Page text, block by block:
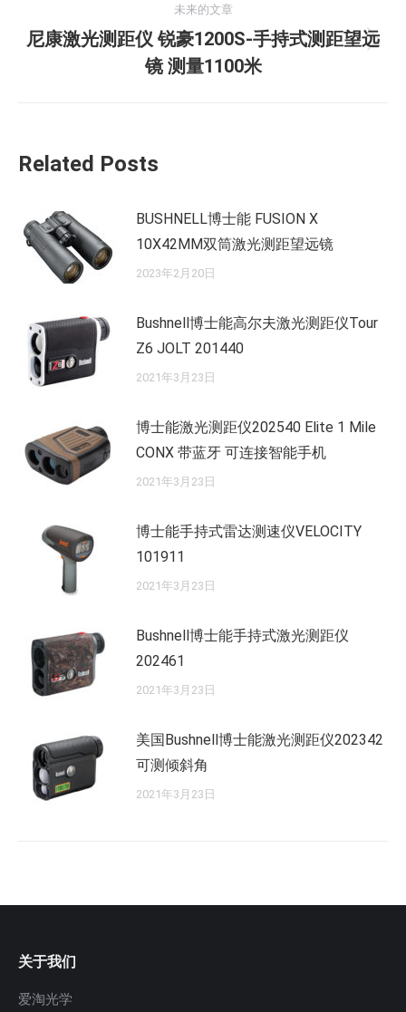
航
的
文
章：
未来的文章
未
来
尼康激光测距仪 锐豪1200S-手持式测距望远
镜 测量1100米
Related Posts
BUSHNELL博士能 FUSION X
10X42MM双筒激光测距望远镜
2023年2月20日
Bushnell博士能高尔夫激光测距仪Tour
Z6 JOLT 201440
2021年3月23日
博士能激光测距仪202540 Elite 1 Mile
CONX 带蓝牙 可连接智能手机
2021年3月23日
博士能手持式雷达测速仪VELOCITY
101911
2021年3月23日
Bushnell博士能手持式激光测距仪
202461
2021年3月23日
美国Bushnell博士能激光测距仪202342
可测倾斜角
2021年3月23日
关于我们
爱淘光学